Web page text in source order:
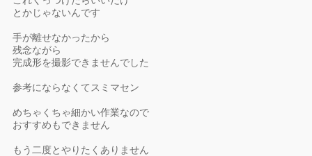
とかじゃないんです
手が離せなかったから
残念ながら
完成形を撮影できませんでした
参考にならなくてスミマセン
めちゃくちゃ細かい作業なので
おすすめもできません
もう二度とやりたくありません